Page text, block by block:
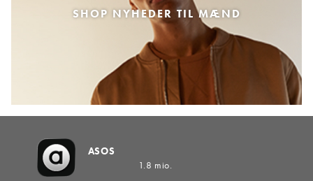
SHOP NYHEDER TIL MÆND
ASOS
1.8 mio.